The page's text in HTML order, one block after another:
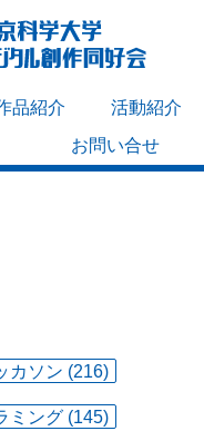
品紹介
活動紹介
お問い合せ
カソン (216)
ミング (145)